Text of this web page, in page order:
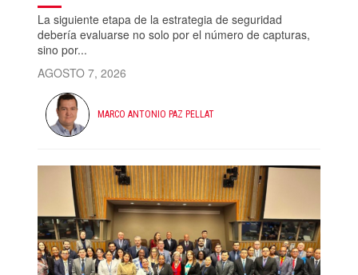
La siguiente etapa de la estrategia de seguridad
debería evaluarse no solo por el número de capturas,
sino por...
AGOSTO 7, 2026
MARCO ANTONIO PAZ PELLAT